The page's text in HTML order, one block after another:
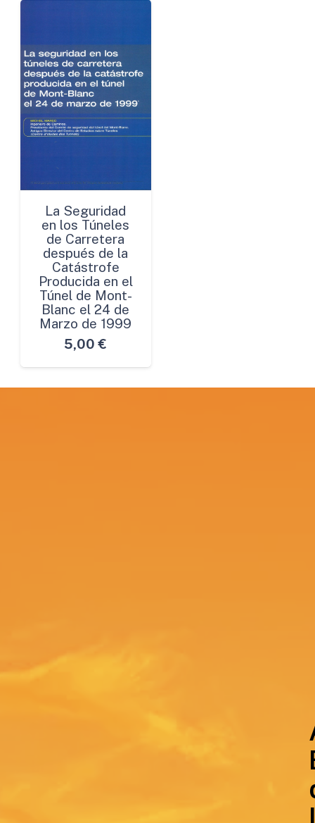
La Seguridad
en los Túneles
de Carretera
después de la
Catástrofe
Producida en el
Túnel de Mont-
Blanc el 24 de
Marzo de 1999
5,00 €